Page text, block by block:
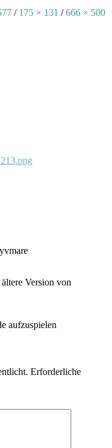
/ 175 × 131 / 666 × 500
Version von
aufzuspielen
Erforderliche